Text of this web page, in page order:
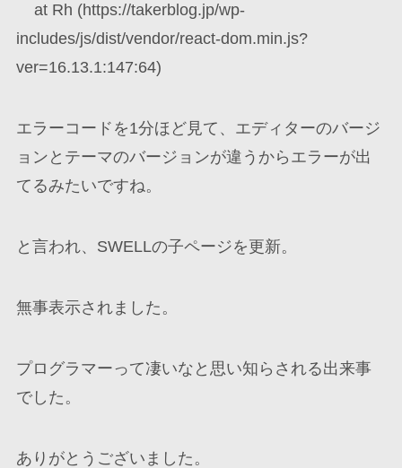
at Rh (https://takerblog.jp/wp-
includes/js/dist/vendor/react-dom.min.js?
ver=16.13.1:147:64)
エラーコードを1分ほど見て、エディターのバージ
ョンとテーマのバージョンが違うからエラーが出
てるみたいですね。
と言われ、SWELLの子ページを更新。
無事表示されました。
プログラマーって凄いなと思い知らされる出来事
でした。
ありがとうございました。